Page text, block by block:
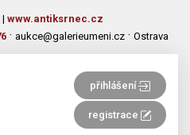
| www.antiksrnec.cz
· aukce@galerieumeni.cz · Ostrava
přihlášení
registrace